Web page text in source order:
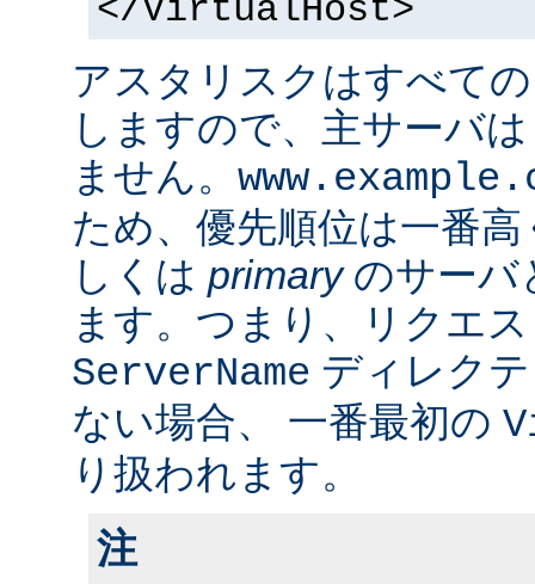
</VirtualHost>
アスタリスクはすべて
しますので、主サーバ
ません。
ため、優先順位は一番
しくは primaryのサーバ
ます。つまり、リクエ
ServerName ディレク
ない場合、 一番最初の
り扱われます。
注